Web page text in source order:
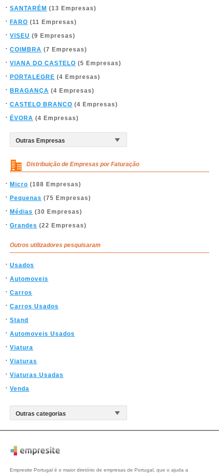
SANTARÉM (13 Empresas)
FARO (11 Empresas)
VISEU (9 Empresas)
COIMBRA (7 Empresas)
VIANA DO CASTELO (5 Empresas)
PORTALEGRE (4 Empresas)
BRAGANÇA (4 Empresas)
CASTELO BRANCO (4 Empresas)
ÉVORA (4 Empresas)
Distribuição de Empresas por Faturação
Micro (188 Empresas)
Pequenas (75 Empresas)
Médias (30 Empresas)
Grandes (22 Empresas)
Outros utilizadores pesquisaram
Usados
Automoveis
Carros
Carros Usados
Stand
Automoveis Usados
Viatura
Viaturas
Viaturas Usadas
Venda
Empresite Portugal é o maior diretório de empresas de Portugal, que o ajuda a